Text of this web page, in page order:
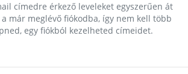
címedre érkező leveleket egyszerűen át
már meglévő fiókodba, így nem kell több
egy fiókból kezelheted címeidet.